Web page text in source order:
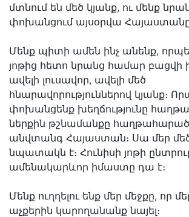
մտնում են մեծ կյանք, ու մենք
փոխանցում այսօրվա
Մենք պիտի ամեն ինչ անենք,
յոթից հետո նրանց համար բացվի
ավելի լուսավոր, ավելի մեծ
հնարավորություններով կյանք։
փոխանցենք խեղճությունը
ներքին թշնամանքը
անվտանգ Հայաստան։ Սա մեր
նպատակն է։ Հունիսի յոթի
ամենակարևոր իմաստը դա է։
Մենք ուղղելու ենք մեր մեջքը, որ
աչքերին կարողանանք նայել։